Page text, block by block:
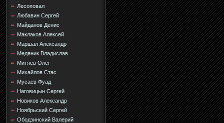
Лесоповал
Любавин Сергей
Майданов Денис
Маклаков Алексей
Маршал Александр
Медяник Владислав
Митяев Олег
Михайлов Стас
Мусаев Фуад
Наговицын Сергей
Новиков Александр
Ноябрьский Сергей
Ободзинский Валерий